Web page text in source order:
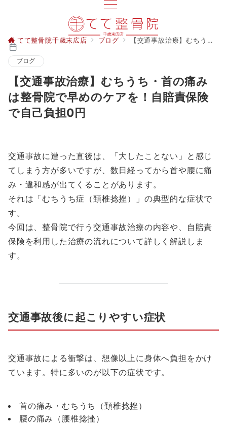
てて整骨院千歳末広店 ブログ 【交通事故治療】むちうち・首の痛みは整骨院で早めのケアを！自賠責保険で自己負担0円
ブログ
【交通事故治療】むちうち・首の痛み
は整骨院で早めのケアを！自賠責保険
で自己負担0円
交通事故に遭った直後は、「大したことない」と感じ
てしまう方が多いですが、数日経ってから首や腰に痛
み・違和感が出てくることがあります。
それは「むちうち症（頚椎捻挫）」の典型的な症状で
す。
今回は、整骨院で行う交通事故治療の内容や、自賠責
保険を利用した治療の流れについて詳しく解説しま
す。
交通事故後に起こりやすい症状
交通事故による衝撃は、想像以上に身体へ負担をかけ
ています。特に多いのが以下の症状です。
首の痛み・むちうち（頚椎捻挫）
腰の痛み（腰椎捻挫）